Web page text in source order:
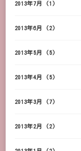
2013年7月 (1)
2013年6月 (2)
2013年5月 (5)
2013年4月 (5)
2013年3月 (7)
2013年2月 (2)